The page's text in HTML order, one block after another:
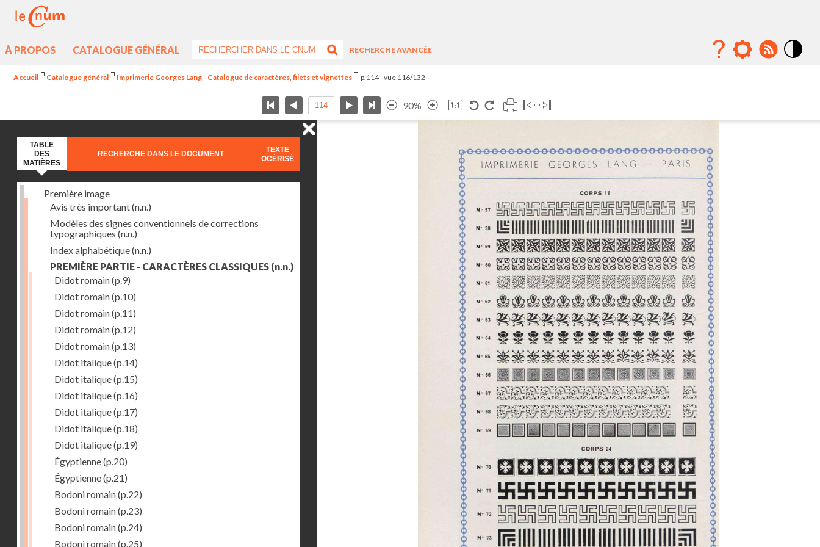
À PROPOS CATALOGUE GÉNÉRAL
RECHERCHE AVANCÉE
Accueil Catalogue général Imprimerie Georges Lang - Catalogue de caractères, filets et vignettes p.114 - vue 116/132
90%
TABLE
DES
MATIÈRES
RECHERCHE DANS LE DOCUMENT
TEXTE
OCÉRISÉ
Première image
Avis très important(n.n.)
Modèles des signes conventionnels de corrections
typographiques (n.n.)
Index alphabétique(n.n.)
PREMIÈRE PARTIE - CARACTÈRES CLASSIQUES (n.n.)
Didot romain(p.9)
Didot romain(p.10)
Didot romain(p.11)
Didot romain(p.12)
Didot romain(p.13)
Didot italique(p.14)
Didot italique(p.15)
Didot italique(p.16)
Didot italique(p.17)
Didot italique(p.18)
Didot italique(p.19)
Égyptienne(p.20)
Égyptienne(p.21)
Bodoni romain(p.22)
Bodoni romain(p.23)
Bodoni romain(p.24)
Bodoni romain(p.25)